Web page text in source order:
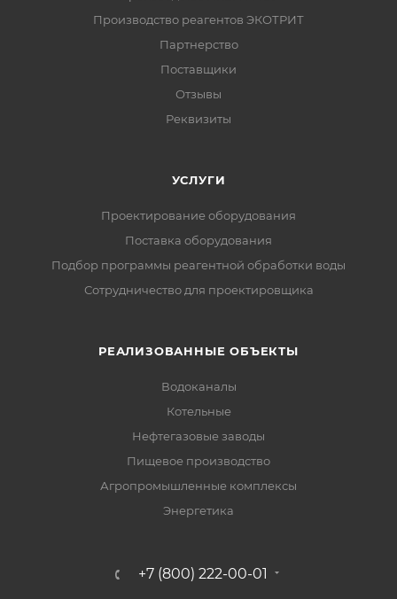
Производство реагентов ЭКОТРИТ
Партнерство
Поставщики
Отзывы
Реквизиты
УСЛУГИ
Проектирование оборудования
Поставка оборудования
Подбор программы реагентной обработки воды
Сотрудничество для проектировщика
РЕАЛИЗОВАННЫЕ ОБЪЕКТЫ
Водоканалы
Котельные
Нефтегазовые заводы
Пищевое производство
Агропромышленные комплексы
Энергетика
+7 (800) 222-00-01